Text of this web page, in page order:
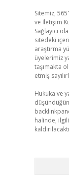
Sitemiz,
ve İletişim
Sağlayıcı
sitedeki
araştırma
üyelerimiz
taşımakta
etmiş
Hukuka ve
halinde,